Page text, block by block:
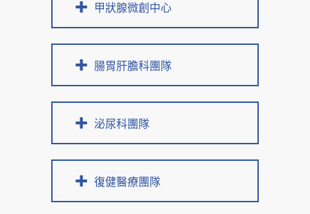
甲狀腺微創中心
腸胃肝膽科團隊
泌尿科團隊
復健醫療團隊